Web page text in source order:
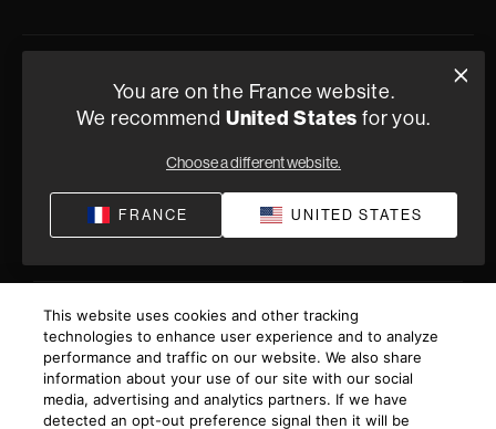
Politique de confidentialité Conditions de vente Compliance
Termes et Conditions de Fourniture
Harman International Industries, Incorporated. All
rights reserved.
You are on the France website.
We recommend United States for you.
Choose a different website.
FRANCE UNITED STATES
This website uses cookies and other tracking
technologies to enhance user experience and to analyze
performance and traffic on our website. We also share
information about your use of our site with our social
media, advertising and analytics partners. If we have
detected an opt-out preference signal then it will be